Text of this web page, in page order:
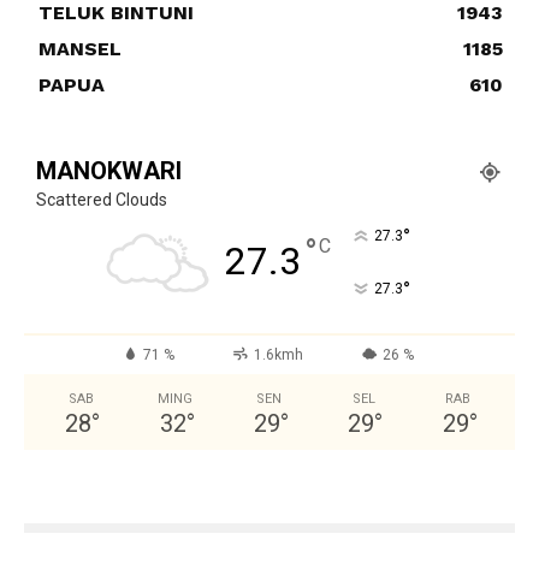
TELUK BINTUNI
1943
MANSEL
1185
PAPUA
610
MANOKWARI
Scattered Clouds
27.3 °C 27.3°
27.3°
71 % 1.6kmh 26 %
SAB
28°
MING
32°
SEN
29°
SEL
29°
RAB
29°